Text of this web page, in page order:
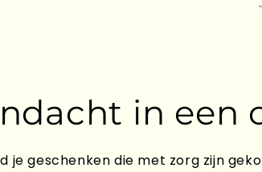
in een
je geschenken die met zorg zijn